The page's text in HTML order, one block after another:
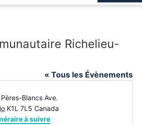
Richelieu-
« Tous les Évènements
Blancs Ave.
K1L 7L5 Canada
à suivre